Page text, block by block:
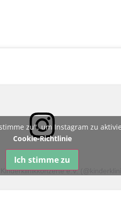
Kinderklinikkonzerte e.V.
zu", um Instagram zu
Cookie-Richtlinie
Ich stimme zu